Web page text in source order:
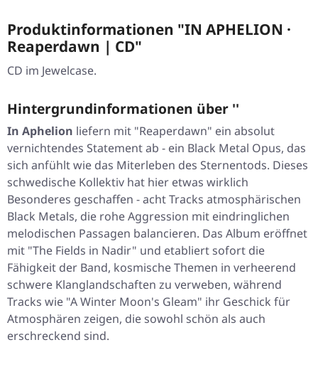
Produktinformationen "IN APHELION ·
Reaperdawn | CD"
CD im Jewelcase.
Hintergrundinformationen über ''
In Aphelion liefern mit "Reaperdawn" ein absolut
vernichtendes Statement ab - ein Black Metal Opus, das
sich anfühlt wie das Miterleben des Sternentods. Dieses
schwedische Kollektiv hat hier etwas wirklich
Besonderes geschaffen - acht Tracks atmosphärischen
Black Metals, die rohe Aggression mit eindringlichen
melodischen Passagen balancieren. Das Album eröffnet
mit "The Fields in Nadir" und etabliert sofort die
Fähigkeit der Band, kosmische Themen in verheerend
schwere Klanglandschaften zu verweben, während
Tracks wie "A Winter Moon's Gleam" ihr Geschick für
Atmosphären zeigen, die sowohl schön als auch
erschreckend sind.